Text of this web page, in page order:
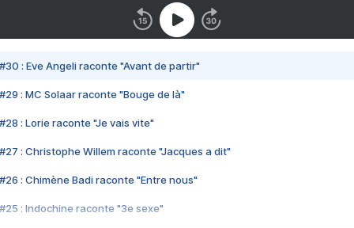
#30 : Eve Angeli raconte "Avant de partir"
#29 : MC Solaar raconte "Bouge de là"
#28 : Lorie raconte "Je vais vite"
#27 : Christophe Willem raconte "Jacques a dit"
#26 : Chimène Badi raconte "Entre nous"
#25 : Indochine raconte "3e sexe"